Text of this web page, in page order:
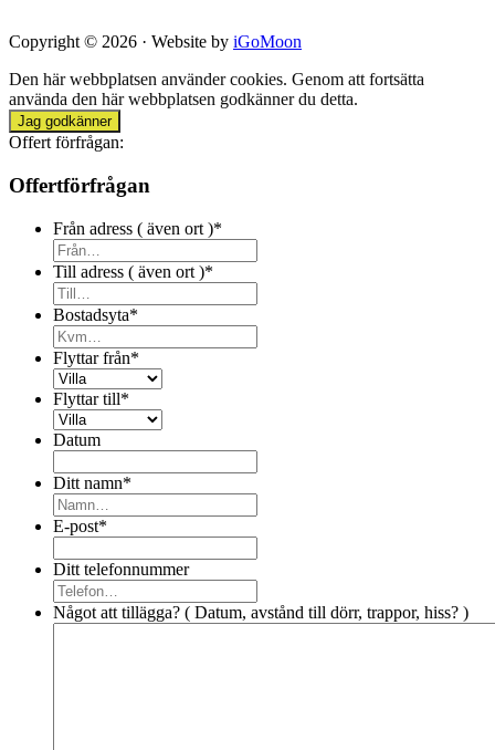
Copyright © 2026 · Website by iGoMoon
Den här webbplatsen använder cookies. Genom att fortsätta
använda den här webbplatsen godkänner du detta.
Jag godkänner
Offert förfrågan:
Offertförfrågan
Från adress ( även ort )*
Till adress ( även ort )*
Bostadsyta*
Flyttar från*
Flyttar till*
Datum
Ditt namn*
E-post*
Ditt telefonnummer
Något att tillägga? ( Datum, avstånd till dörr, trappor, hiss? )